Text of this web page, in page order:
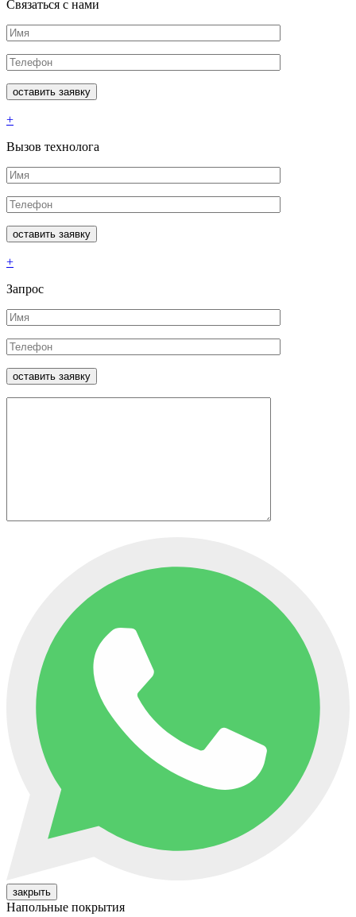
Связаться с нами
+
Вызов технолога
+
Запрос
закрыть
Напольные покрытия